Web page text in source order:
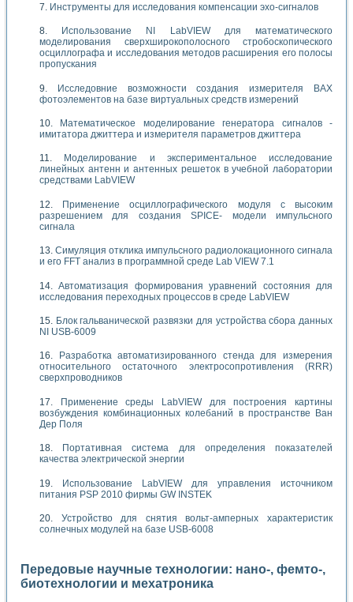
Инструменты для исследования компенсации эхо-сигналов
Использование NI LabVIEW для математического
моделирования сверхширокополосного стробоскопического
осциллографа и исследования методов расширения его полосы
пропускания
Исследовние возможности создания измерителя ВАХ
фотоэлементов на базе виртуальных средств измерений
Математическое моделирование генератора сигналов -
имитатора джиттера и измерителя параметров джиттера
Моделирование и экспериментальное исследование
линейных антенн и антенных решеток в учебной лаборатории
средствами LabVIEW
Применение осциллографического модуля с высоким
разрешением для создания SPICE- модели импульсного
сигнала
Симуляция отклика импульсного радиолокационного сигнала
и его FFT анализ в программной среде Lab VIEW 7.1
Автоматизация формирования уравнений состояния для
исследования переходных процессов в среде LabVIEW
Блок гальванической развязки для устройства сбора данных
NI USB-6009
Разработка автоматизированного стенда для измерения
относительного остаточного электросопротивления (RRR)
сверхпроводников
Применение среды LabVIEW для построения картины
возбуждения комбинационных колебаний в пространстве Ван
Дер Поля
Портативная система для определения показателей
качества электрической энергии
Использование LabVIEW для управления источником
питания PSP 2010 фирмы GW INSTEK
Устройство для снятия вольт-амперных характеристик
солнечных модулей на базе USB-6008
Передовые научные технологии: нано-, фемто-,
биотехнологии и мехатроника